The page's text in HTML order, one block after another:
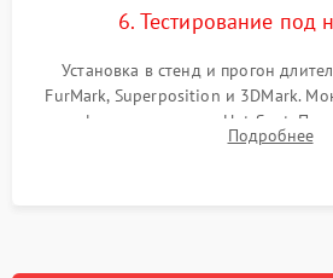
6. Тестирование под
Установка в стенд и прогон
FurMark, Superposition и 3DMark.
графического чипа и Hot Spot.
артефактов изображения, вылетов
Подробнее